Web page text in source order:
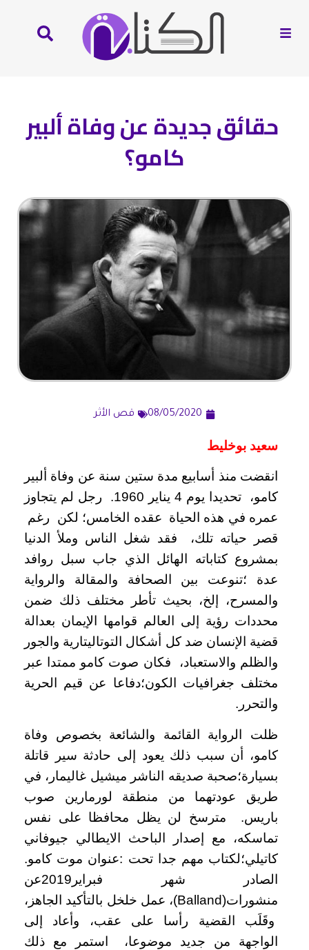
حقائق جديدة عن وفاة ألبير
كامو؟
08/05/2020 قص الأثر
سعيد بوخليط
انقضت منذ أسابيع مدة ستين سنة عن وفاة ألبير
كامو، تحديدا يوم 4 يناير 1960. رجل لم يتجاوز
عمره في هذه الحياة عقده الخامس؛ لكن رغم
قصر حياته تلك، فقد شغل الناس وملأ الدنيا
بمشروع كتاباته الهائل الذي جاب سبل روافد
عدة ؛تنوعت بين الصحافة والمقالة والرواية
والمسرح، إلخ، بحيث تأطر مختلف ذلك ضمن
محددات رؤية إلى العالم قوامها الإيمان بعدالة
قضية الإنسان ضد كل أشكال التوتاليتارية والجور
والظلم والاستعباد، فكان صوت كامو ممتدا عبر
مختلف جغرافيات الكون؛دفاعا عن قيم الحرية
والتحرر.
ظلت الرواية القائمة والشائعة بخصوص وفاة
كامو، أن سبب ذلك يعود إلى حادثة سير قاتلة
بسيارة؛صحبة صديقه الناشر ميشيل غاليمار، في
طريق عودتهما من منطقة لورمارين صوب
باريس. مترسخ لن يظل محافظا على نفس
تماسكه، مع إصدار الباحث الايطالي جيوفاني
كاتيلي؛لكتاب مهم جدا تحت :عنوان موت كامو.
الصادر شهر فبراير2019عن
منشورات(Balland)، عمل خلخل بالتأكيد الجاهز،
وقَلَب القضية رأسا على عقب، وأعاد إلى
الواجهة من جديد موضوعا، استمر مع ذلك